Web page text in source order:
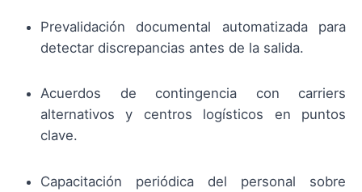
Prevalidación documental automatizada para
detectar discrepancias antes de la salida.
Acuerdos de contingencia con carriers
alternativos y centros logísticos en puntos
clave.
Capacitación periódica del personal sobre